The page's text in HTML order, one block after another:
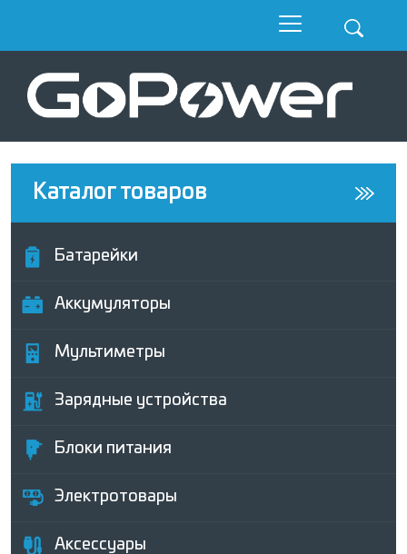
Каталог товаров
Батарейки
Аккумуляторы
Мультиметры
Зарядные устройства
Блоки питания
Электротовары
Аксессуары